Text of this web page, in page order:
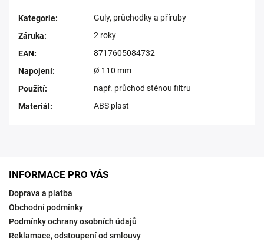
Kategorie:
Guly, průchodky a příruby
Záruka:
2 roky
EAN:
8717605084732
Napojení:
Ø 110 mm
Použití:
např. průchod stěnou filtru
Materiál : ABS plast
INFORMACE PRO VÁS
Doprava a platba
Obchodní podmínky
Podmínky ochrany osobních údajů
Reklamace, odstoupení od smlouvy